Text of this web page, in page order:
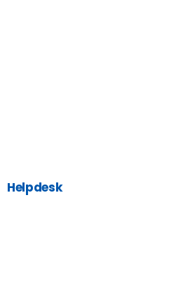
Helpdesk